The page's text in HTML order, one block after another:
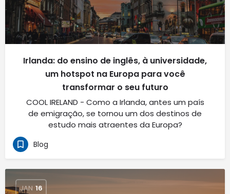
Irlanda: do ensino de inglês, à universidade,
um hotspot na Europa para você
transformar o seu futuro
COOL IRELAND - Como a Irlanda, antes um país
de emigração, se tornou um dos destinos de
estudo mais atraentes da Europa?
Blog
JAN 16